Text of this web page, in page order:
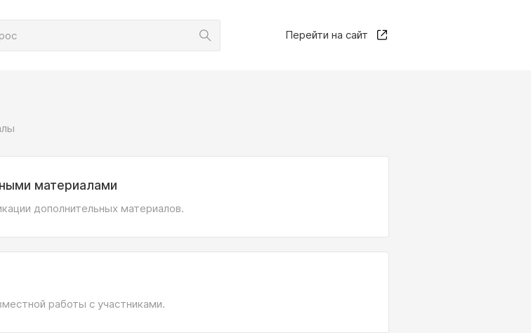
Перейти на сайт
материалами
дополнительных материалов.
работы с участниками.